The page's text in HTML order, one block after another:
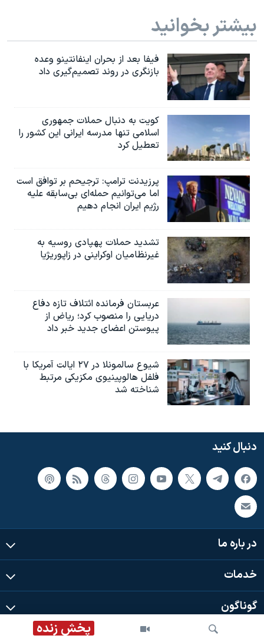
پخش زنده
بیشتر بخوانید
فیفا بعد از بحران اینفانتینو وعده
بازنگری در روند تصمیم‌گیری داد
کویت به دنبال حملات جمهوری
اسلامی تنها مدرسه ایرانی این کشور را
تعطیل کرد
پرزیدنت ترامپ: ترجیحم بر توافق است
اما می‌توانیم حمله‌ای بی‌سابقه علیه
رژیم ایران انجام دهیم
تشدید حملات پهپادی روسیه به
غیرنظامیان اوکراینی در زاپوریژیا
عربستان فرمانده ائتلاف تازه دفاع
دریایی را منصوب کرد؛ ریاض از
پیوستن اعضای جدید خبر داد
شیوع سالمونلا در ۲۷ ایالت آمریکا با
فلفل هالوپینیوی مکزیکی مرتبط
شناخته شد
دنبال کنید
در باره ما
خدمات
گوناگون